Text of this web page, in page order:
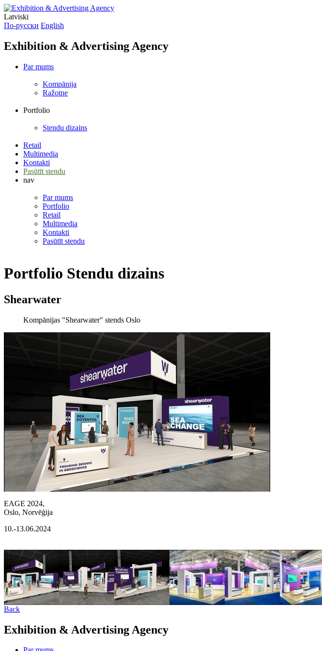
Latviski
По-русски English
Exhibition & Advertising Agency
Par mums
Kompānija
Ražotne
Portfolio
Stendu dizains
Retail
Multimedia
Kontakti
Pasūtīt stendu
nav
Par mums
Portfolio
Retail
Multimedia
Kontakti
Pasūtīt stendu
Portfolio Stendu dizains
Shearwater
Kompānijas "Shearwater" stends Oslo
EAGE 2024,
Oslo, Norvēģija
10.-13.06.2024
Back
Exhibition & Advertising Agency